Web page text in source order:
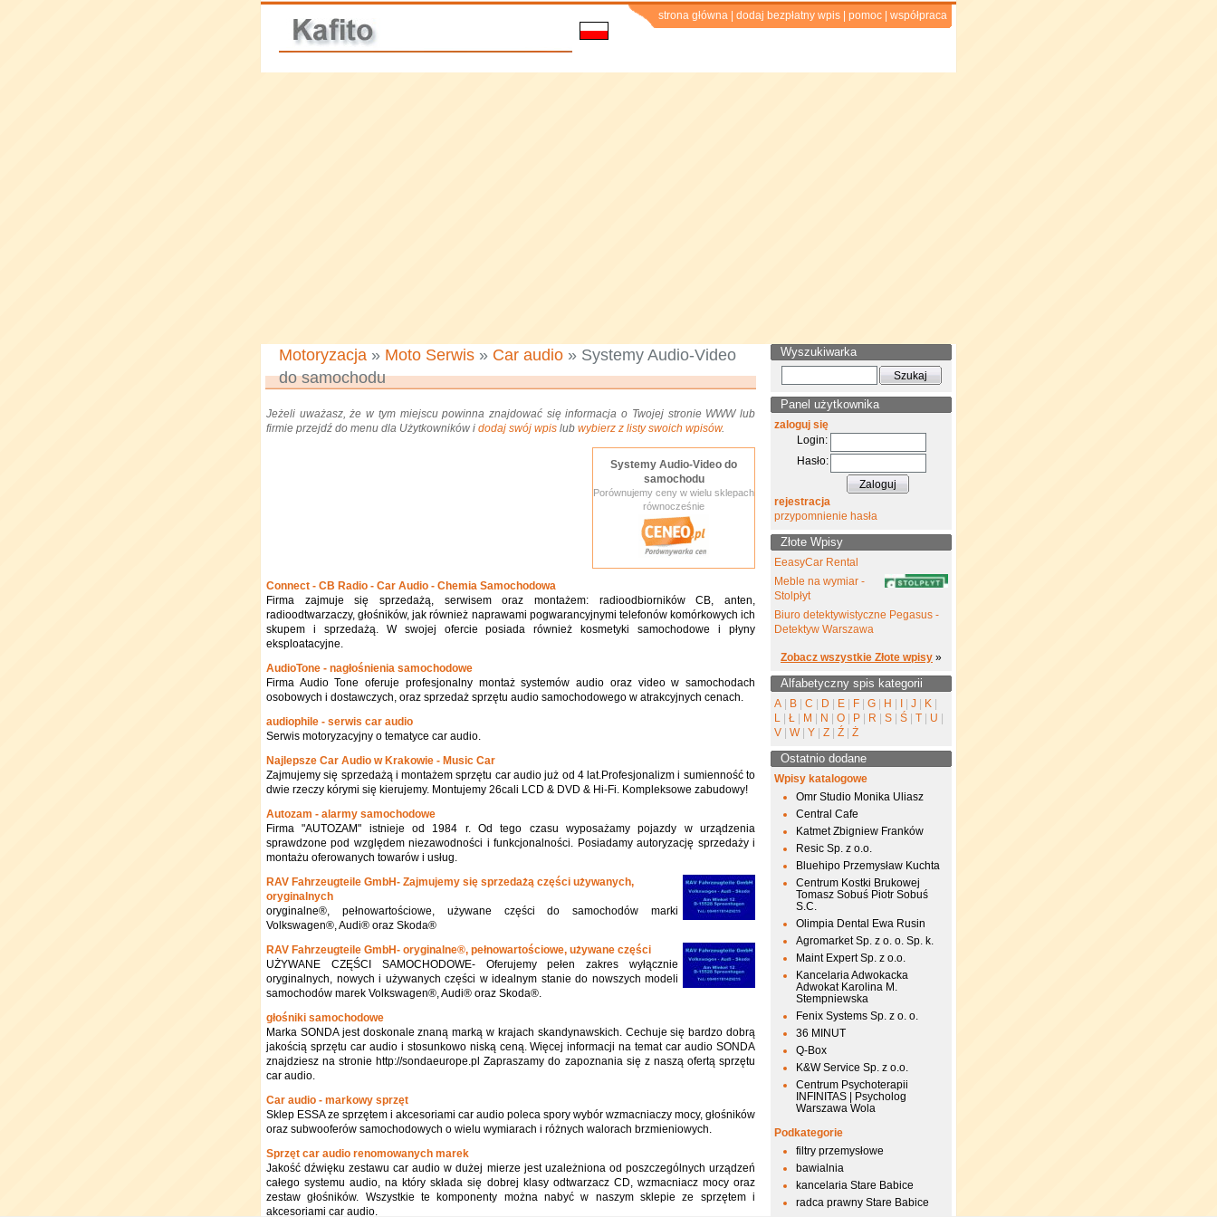
strona główna dodaj bezpłatny wpis pomoc współpraca
Motoryzacja » Moto Serwis » Car audio » Systemy Audio-Video
do samochodu
Jeżeli uważasz, że w tym miejscu powinna znajdować się informacja o Twojej stronie WWW lub
firmie przejdź do menu dla Użytkowników i dodaj swój wpis lub wybierz z listy swoich wpisów.
Systemy Audio-Video do
samochodu
Porównujemy ceny w wielu sklepach
równocześnie
Connect - CB Radio - Car Audio - Chemia Samochodowa
Firma zajmuje się sprzedażą, serwisem oraz montażem: radioodbiorników CB, anten,
radioodtwarzaczy, głośników, jak również naprawami pogwarancyjnymi telefonów komórkowych ich
skupem i sprzedażą. W swojej ofercie posiada również kosmetyki samochodowe i płyny
eksploatacyjne.
AudioTone - nagłośnienia samochodowe
Firma Audio Tone oferuje profesjonalny montaż systemów audio oraz video w samochodach
osobowych i dostawczych, oraz sprzedaż sprzętu audio samochodowego w atrakcyjnych cenach.
audiophile - serwis car audio
Serwis motoryzacyjny o tematyce car audio.
Najlepsze Car Audio w Krakowie - Music Car
Zajmujemy się sprzedażą i montażem sprzętu car audio już od 4 lat.Profesjonalizm i sumienność to
dwie rzeczy kórymi się kierujemy. Montujemy 26cali LCD & DVD & Hi-Fi. Kompleksowe zabudowy!
Autozam - alarmy samochodowe
Firma "AUTOZAM" istnieje od 1984 r. Od tego czasu wyposażamy pojazdy w urządzenia
sprawdzone pod względem niezawodności i funkcjonalności. Posiadamy autoryzację sprzedaży i
montażu oferowanych towarów i usług.
RAV Fahrzeugteile GmbH- Zajmujemy się sprzedażą części używanych,
oryginalnych
oryginalne®, pełnowartościowe, używane części do samochodów marki
Volkswagen®, Audi® oraz Skoda®
RAV Fahrzeugteile GmbH- oryginalne®, pełnowartościowe, używane części
UŻYWANE CZĘŚCI SAMOCHODOWE- Oferujemy pełen zakres wyłącznie
oryginalnych, nowych i używanych części w idealnym stanie do nowszych modeli
samochodów marek Volkswagen®, Audi® oraz Skoda®.
głośniki samochodowe
Marka SONDA jest doskonale znaną marką w krajach skandynawskich. Cechuje się bardzo dobrą
jakością sprzętu car audio i stosunkowo niską ceną. Więcej informacji na temat car audio SONDA
znajdziesz na stronie http://sondaeurope.pl Zapraszamy do zapoznania się z naszą ofertą sprzętu
car audio.
Car audio - markowy sprzęt
Sklep ESSA ze sprzętem i akcesoriami car audio poleca spory wybór wzmacniaczy mocy, głośników
oraz subwooferów samochodowych o wielu wymiarach i różnych walorach brzmieniowych.
Sprzęt car audio renomowanych marek
Jakość dźwięku zestawu car audio w dużej mierze jest uzależniona od poszczególnych urządzeń
całego systemu audio, na który składa się dobrej klasy odtwarzacz CD, wzmacniacz mocy oraz
zestaw głośników. Wszystkie te komponenty można nabyć w naszym sklepie ze sprzętem i
akcesoriami car audio.
Wyszukiwarka
Panel użytkownika
zaloguj się
Login:
Hasło:
rejestracja
przypomnienie hasła
Złote Wpisy
EeasyCar Rental
Meble na wymiar -
Stolpłyt
Biuro detektywistyczne Pegasus -
Detektyw Warszawa
Zobacz wszystkie Złote wpisy »
Alfabetyczny spis kategorii
A B C D E F G H J K
L
Ł M N O P R S Ś T U
V
W Y Z Ź Ż
Ostatnio dodane
Wpisy katalogowe
Omr Studio Monika Uliasz
Central Cafe
Katmet Zbigniew Franków
Resic Sp. z o.o.
Bluehipo Przemysław Kuchta
Centrum Kostki Brukowej
Tomasz Sobuś Piotr Sobuś
S.C.
Olimpia Dental Ewa Rusin
Agromarket Sp. z o. o. Sp. k.
Maint Expert Sp. z o.o.
Kancelaria Adwokacka
Adwokat Karolina M.
Stempniewska
Fenix Systems Sp. z o. o.
36 MINUT
Q-Box
K&W Service Sp. z o.o.
Centrum Psychoterapii
INFINITAS | Psycholog
Warszawa Wola
Podkategorie
filtry przemysłowe
bawialnia
kancelaria Stare Babice
radca prawny Stare Babice